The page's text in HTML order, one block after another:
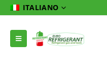
ITALIANO